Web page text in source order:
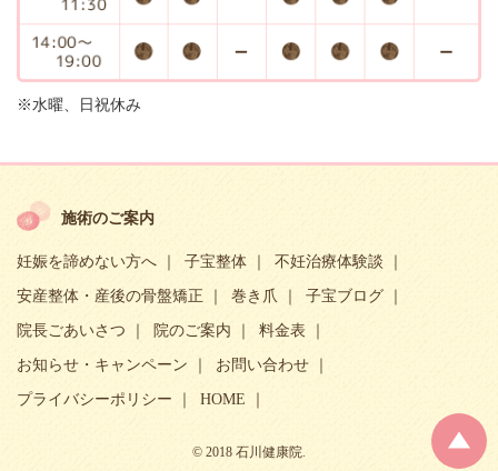
※水曜、日祝休み
施術のご案内
妊娠を諦めない方へ 子宝整体 不妊治療体験談
安産整体・産後の骨盤矯正 巻き爪 子宝ブログ
院長ごあいさつ 院のご案内 料金表
お知らせ・キャンペーン お問い合わせ
プライバシーポリシー HOME
© 2018 石川健康院.